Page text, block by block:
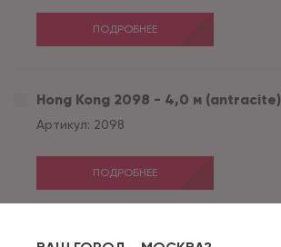
ПОДРОБНЕЕ
Hong Kong 2098 - 4,0 м (antracite)
Артикул: 2098
ПОДРОБНЕЕ
Hong Kong 2343 - 2,0 м (Jet Black)